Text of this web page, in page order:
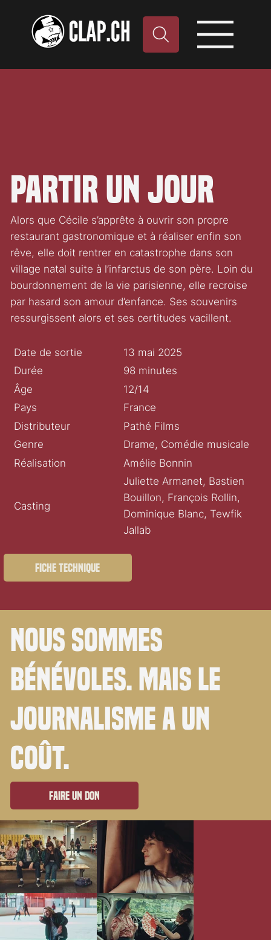
Partir un jour
Alors que Cécile s’apprête à ouvrir son propre
restaurant gastronomique et à réaliser enfin son
rêve, elle doit rentrer en catastrophe dans son
village natal suite à l’infarctus de son père. Loin du
bourdonnement de la vie parisienne, elle recroise
par hasard son amour d’enfance. Ses souvenirs
ressurgissent alors et ses certitudes vacillent.
Date de sortie
13 mai 2025
Durée
98 minutes
Âge
12/14
Pays
France
Distributeur
Pathé Films
Genre
Drame, Comédie musicale
Réalisation
Amélie Bonnin
Casting
Juliette Armanet, Bastien
Bouillon, François Rollin,
Dominique Blanc, Tewfik
Jallab
Fiche technique
Nous sommes
bénévoles. Mais le
journalisme a un
coût.
Faire un don